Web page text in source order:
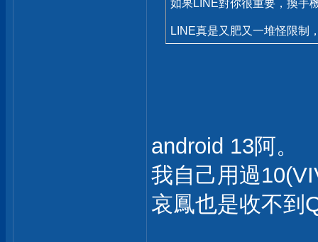
如果LINE對你很重要，換手
LINE真是又肥又一堆怪限制
android 13阿。
我自己用過
哀鳳也是收不到